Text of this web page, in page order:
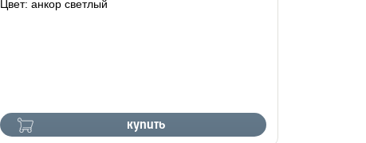
купить
Цвет: анкор светлый